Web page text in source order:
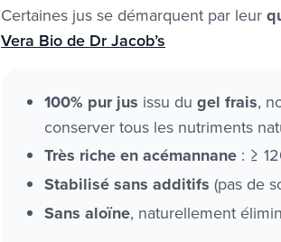
Certaines jus se démarquent par leur
Vera Bio de Dr Jacob’s
100% pur jus issu du gel frais,
conserver tous les nutriments
Très riche en acémannane : ≥
Stabilisé sans additifs (pas de
Sans aloïne, naturellement